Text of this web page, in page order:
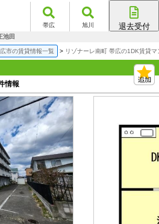
帯広 旭川 退去受付
池田
市の賃貸情報一覧 リゾナーレ南町 帯広の1DK賃貸マ
情報